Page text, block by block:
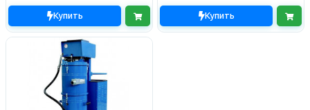
Купить Купить